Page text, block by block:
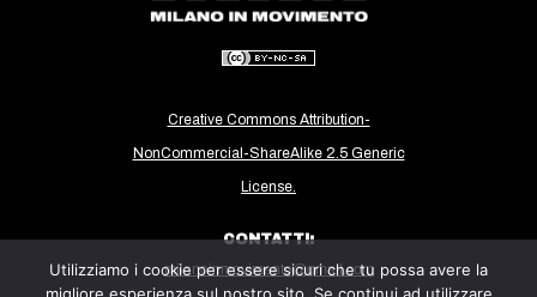
Creative Commons Attribution-
NonCommercial-ShareAlike 2.5 Generic
License.
CONTATTI:
milanoinmovimento@gmail.com
Utilizziamo i cookie per essere sicuri che tu possa avere la